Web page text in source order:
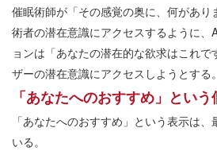
催眠術師が「その感覚の奥に、何があり
術者の潜在意識にアクセスするように、
ョンは「あなたの潜在的な欲求はこれ
ザーの潜在意識にアクセスしようとする。
「あなたへのおすすめ」とい
「あなたへのおすすめ」という表示は
いる。